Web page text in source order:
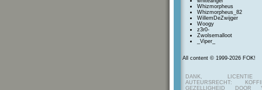
Whizmorpheus
Whizmorpheus_82
WillemDeZwijger
Woogy
z3r0-
Zwolsemalloot
_Viper_
All content © 1999-2026 FOK!
DANK,
AUTEURSRECHT:
GEZELLIGHEID DOOR